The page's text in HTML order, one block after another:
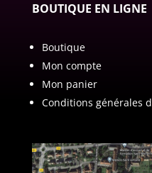
BOUTIQUE EN LIGNE
Boutique
Mon compte
Mon panier
Conditions générales